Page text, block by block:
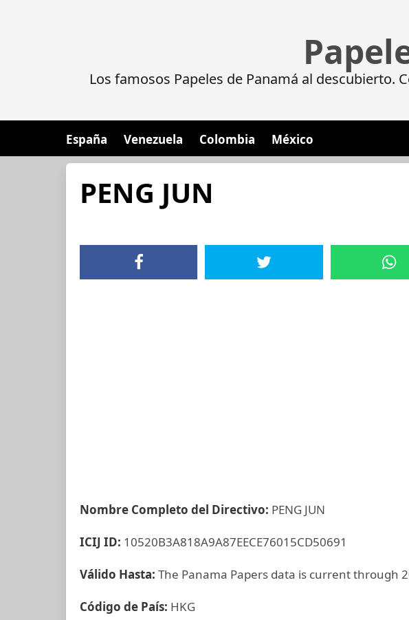
Los famosos Papeles de Panamá al descubierto.
España Venezuela Colombia México
PENG JUN
Nombre Completo del Directivo: PENG JUN
ICIJ ID: 10520B3A818A9A87EECE76015CD50691
Válido Hasta: The Panama Papers data is current through
Código de País: HKG